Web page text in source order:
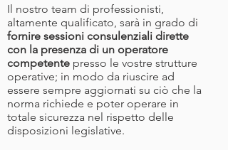
Il nostro team di professionisti,
altamente qualificato, sarà in grado di
fornire sessioni consulenziali dirette
con la presenza di un operatore
competente presso le vostre strutture
operative; in modo da riuscire ad
essere sempre aggiornati su ciò che la
norma richiede e poter operare in
totale sicurezza nel rispetto delle
disposizioni legislative.